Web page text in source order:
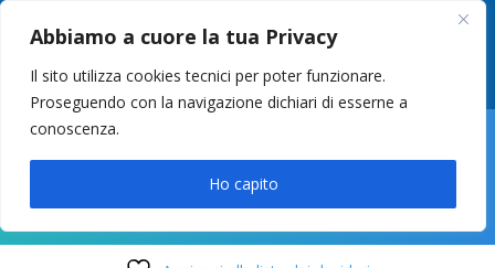
Abbiamo a cuore la tua Privacy
Il sito utilizza cookies tecnici per poter funzionare.
Proseguendo con la navigazione dichiari di esserne a
conoscenza.
Ho capito
049 8627946 –info@cstosetto.it
LUN-VEN 9-12 / 14:30-17